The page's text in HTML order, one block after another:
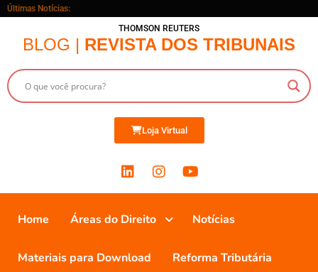
Últimas Notícias:
THOMSON REUTERS
BLOG | REVISTA DOS TRIBUNAIS
Loja Virtual
Home Áreas do Direito Notícias
Materiais para Download Reforma Tributária